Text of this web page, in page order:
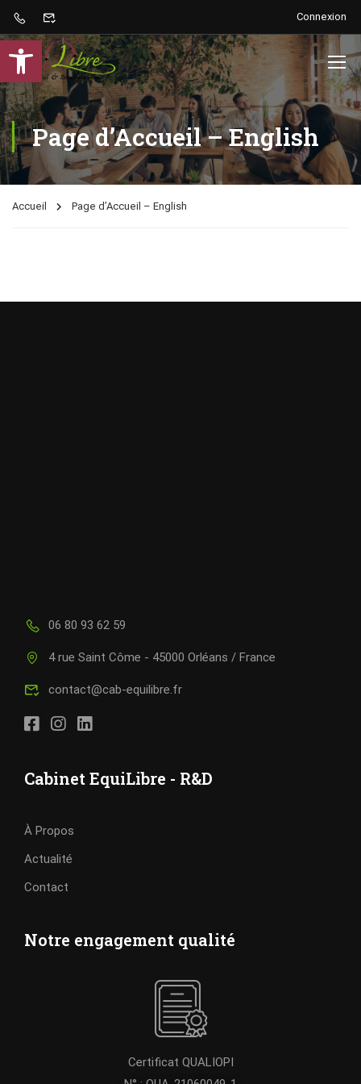
Connexion
Page d’Accueil – English
Accueil Page d’Accueil – English
06 80 93 62 59
4 rue Saint Côme - 45000 Orléans / France
contact@cab-equilibre.fr
Cabinet EquiLibre - R&D
À Propos
Actualité
Contact
Notre engagement qualité
Certificat QUALIOPI
Ouvrir la barre d’outils